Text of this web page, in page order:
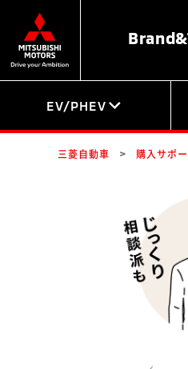
Brand&
EV/PHEV
三菱自動車 購入サポ